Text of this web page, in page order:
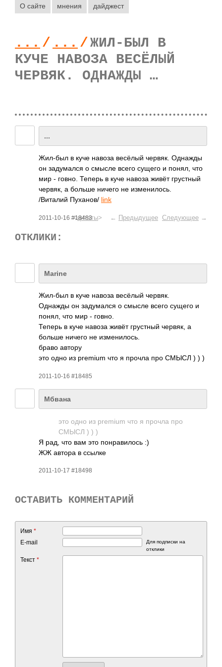
О сайте мнения дайджест
... / ... /ЖИЛ-БЫЛ В
КУЧЕ НАВОЗА ВЕСЁЛЫЙ
ЧЕРВЯК. ОДНАЖДЫ …
...
Жил-был в куче навоза весёлый червяк. Однажды
он заду­мался о смысле всего сущего и понял, что
мир - говно. Теперь в куче навоза живёт грус­тный
червяк, а больше ничего не изме­нило­сь.
/Вит­алий Пуха­нов/ link
2011-10-16 #18483
<цитаты> ← Предыдущее Следующее →
ОТКЛИКИ:
Marine
Жил-был в куче навоза весёлый червяк.
Однажды он заду­мался о смысле всего сущего и
понял, что мир - говно.
Теперь в куче навоза живёт грус­тный червяк, а
больше ничего не изме­нило­сь.
браво автору
это одно из premium что я прочла про СМЫСЛ ) ) )
2011-10-16 #18485
Мбвана
это одно из premium что я прочла про
СМЫСЛ ) ) )
Я рад, что вам это понр­авил­ось :)
ЖЖ автора в ссылке
2011-10-17 #18498
ОСТАВИТЬ КОММЕНТАРИЙ
Имя *
E-mail
Для подписки на
отклики
Текст *